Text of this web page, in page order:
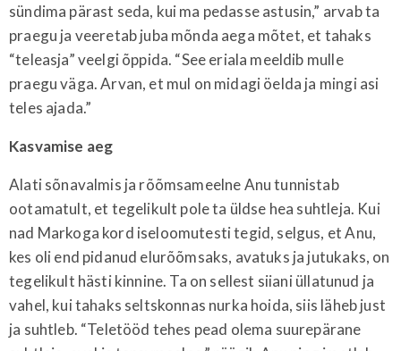
sündima pärast seda, kui ma pedasse astusin,” arvab ta
praegu ja veeretab juba mõnda aega mõtet, et tahaks
“teleasja” veelgi õppida. “See eriala meeldib mulle
praegu väga. Arvan, et mul on midagi öelda ja mingi asi
teles ajada.”
Kasvamise aeg
Alati sõnavalmis ja rõõmsameelne Anu tunnistab
ootamatult, et tegelikult pole ta üldse hea suhtleja. Kui
nad Markoga kord iseloomutesti tegid, selgus, et Anu,
kes oli end pidanud elurõõmsaks, avatuks ja jutukaks, on
tegelikult hästi kinnine. Ta on sellest siiani üllatunud ja
vahel, kui tahaks seltskonnas nurka hoida, siis läheb just
ja suhtleb. “Teletööd tehes pead olema suurepärane